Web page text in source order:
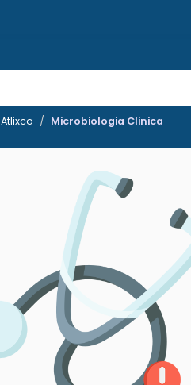
Atlixco Microbiologia Clinica